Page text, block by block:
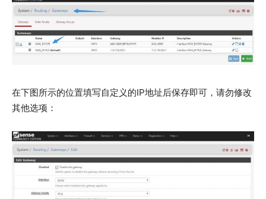
在下图所示的位置填写自定义的IP地址后保存即可，请勿修改
其他选项：